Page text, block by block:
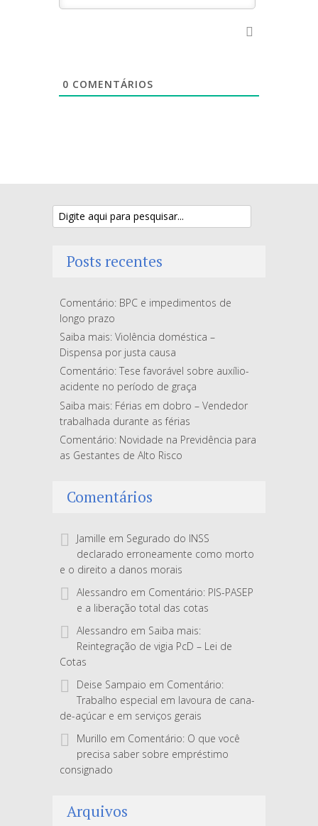
0 COMENTÁRIOS
Posts recentes
Comentário: BPC e impedimentos de
longo prazo
Saiba mais: Violência doméstica –
Dispensa por justa causa
Comentário: Tese favorável sobre auxílio-
acidente no período de graça
Saiba mais: Férias em dobro – Vendedor
trabalhada durante as férias
Comentário: Novidade na Previdência para
as Gestantes de Alto Risco
Comentários
Jamille em Segurado do INSS
declarado erroneamente como morto
e o direito a danos morais
Alessandro em Comentário: PIS-PASEP
e a liberação total das cotas
Alessandro em Saiba mais:
Reintegração de vigia PcD – Lei de
Cotas
Deise Sampaio em Comentário:
Trabalho especial em lavoura de cana-
de-açúcar e em serviços gerais
Murillo em Comentário: O que você
precisa saber sobre empréstimo
consignado
Arquivos